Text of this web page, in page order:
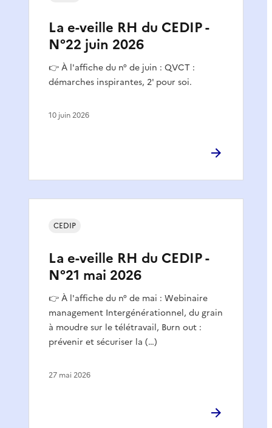
La e-veille RH du CEDIP -
N°22 juin 2026
👉 À l'affiche du n° de juin : QVCT :
démarches inspirantes, 2' pour soi.
10 juin 2026
La e-veille RH du CEDIP -
N°21 mai 2026
👉 À l'affiche du n° de mai : Webinaire
management Intergénérationnel, du grain
à moudre sur le télétravail, Burn out :
prévenir et sécuriser la (…)
CEDIP
27 mai 2026